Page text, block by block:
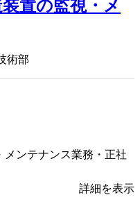
置の監視・メ
術部
ンテナンス業務・正社
詳細を表示